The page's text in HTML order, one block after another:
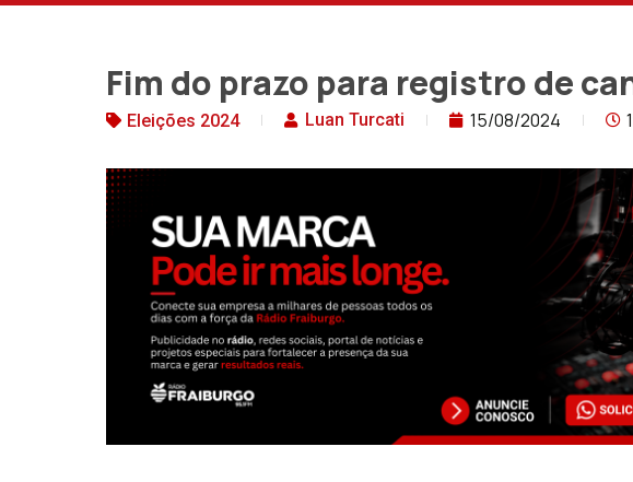
Fim do prazo para registro de
Eleições 2024 Luan Turcati 15/08/2024